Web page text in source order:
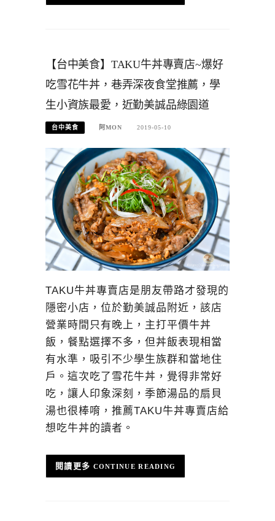
【台中美食】TAKU牛丼專賣店~爆好
吃雪花牛丼，巷弄深夜食堂推薦，學
生小資族最愛，近勤美誠品綠園道
台中美食 阿MON 2019-05-10
TAKU牛丼專賣店是朋友帶路才發現的
隱密小店，位於勤美誠品附近，該店
營業時間只有晚上，主打平價牛丼
飯，餐點選擇不多，但丼飯表現相當
有水準，吸引不少學生族群和當地住
戶。這次吃了雪花牛丼，覺得非常好
吃，讓人印象深刻，季節湯品的扇貝
湯也很棒唷，推薦TAKU牛丼專賣店給
想吃牛丼的讀者。
CONTINUE READING